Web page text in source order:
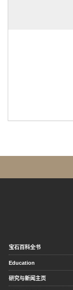
宝石百科全书
Education
研究与新闻主页